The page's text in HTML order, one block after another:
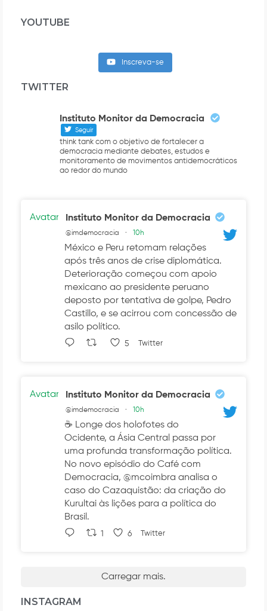
YOUTUBE
Inscreva-se
TWITTER
Instituto Monitor da Democracia
Seguir
think tank com o objetivo de fortalecer a
democracia mediante debates, estudos e
monitoramento de movimentos antidemocráticos
ao redor do mundo
Avatar Instituto Monitor da Democracia
@imdemocracia · 10h
México e Peru retomam relações
após três anos de crise diplomática.
Deterioração começou com apoio
mexicano ao presidente peruano
deposto por tentativa de golpe, Pedro
Castillo, e se acirrou com concessão de
asilo político.
5 Twitter
Avatar Instituto Monitor da Democracia
@imdemocracia · 10h
☕ Longe dos holofotes do
Ocidente, a Ásia Central passa por
uma profunda transformação política.
No novo episódio do Café com
Democracia, @mcoimbra analisa o
caso do Cazaquistão: da criação do
Kurultai às lições para a política do
Brasil.
1 6 Twitter
Carregar mais.
INSTAGRAM